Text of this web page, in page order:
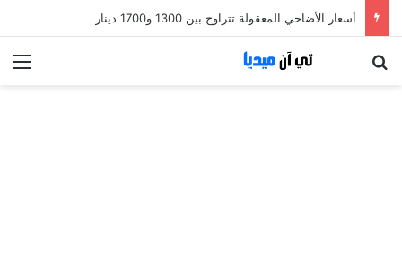
أسعار الأضاحي المعقولة تتراوح بين 1300 و1700 دينار